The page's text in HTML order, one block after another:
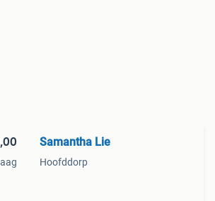
Samantha Lie
Hoofddorp